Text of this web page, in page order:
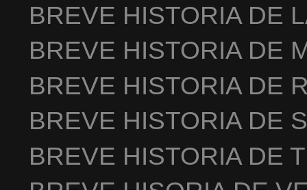
BREVE HISTORIA DE
BREVE HISTORIA DE
BREVE HISTORIA DE
BREVE HISTORIA DE
BREVE HISTORIA DE